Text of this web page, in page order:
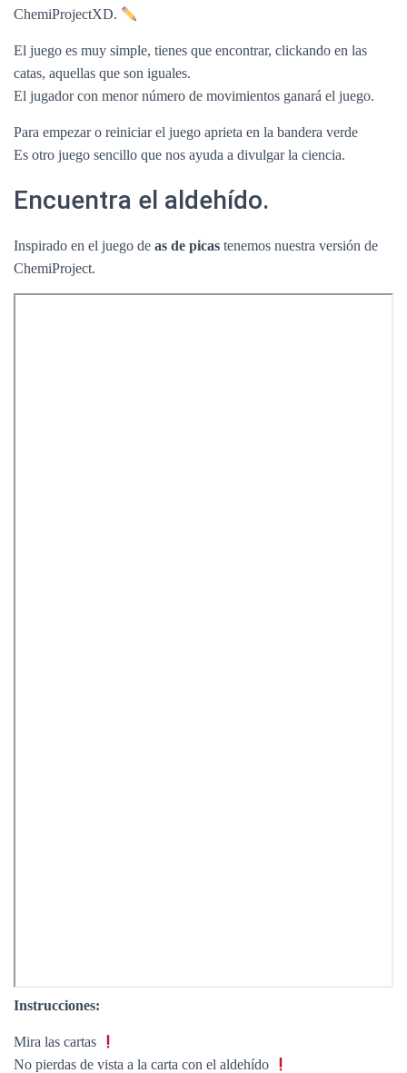
ChemiProjectXD.
El juego es muy simple, tienes que encontrar, clickando en las
catas, aquellas que son iguales.
El jugador con menor número de movimientos ganará el juego.
Para empezar o reiniciar el juego aprieta en la bandera verde
Es otro juego sencillo que nos ayuda a divulgar la ciencia.
Encuentra el aldehído.
Inspirado en el juego de as de picas tenemos nuestra versión de
ChemiProject.
Instrucciones:
Mira las cartas
No pierdas de vista a la carta con el aldehído